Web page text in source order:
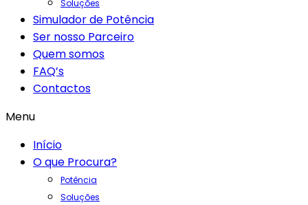
Soluções
Simulador de Potência
Ser nosso Parceiro
Quem somos
FAQ’s
Contactos
Menu
Início
O que Procura?
Potência
Soluções